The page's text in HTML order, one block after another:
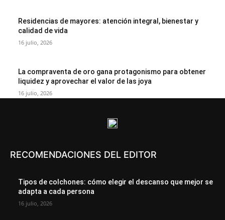
Residencias de mayores: atención integral, bienestar y
calidad de vida
16 julio, 2026
La compraventa de oro gana protagonismo para obtener
liquidez y aprovechar el valor de las joya
16 julio, 2026
RECOMENDACIONES DEL EDITOR
Tipos de colchones: cómo elegir el descanso que mejor se
adapta a cada persona
16 julio, 2026